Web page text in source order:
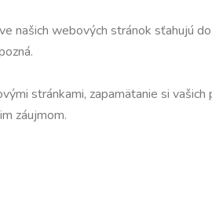
webových stránok sťahujú
stránkami, zapamätanie si
záujmom.